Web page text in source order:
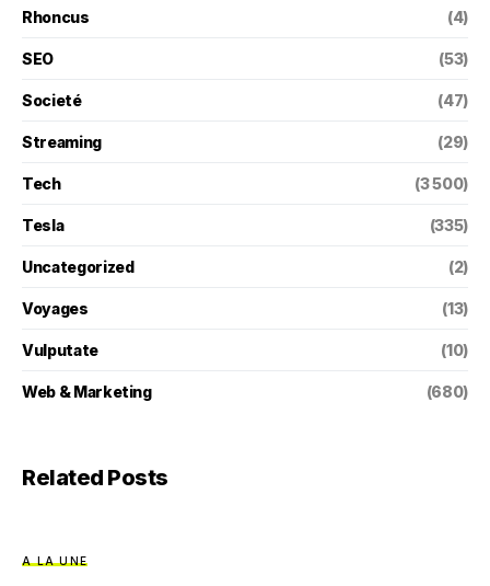
Rhoncus (4)
SEO (53)
Societé (47)
Streaming (29)
Tech (3 500)
Tesla (335)
Uncategorized (2)
Voyages (13)
Vulputate (10)
Web & Marketing (680)
Related Posts
A LA UNE